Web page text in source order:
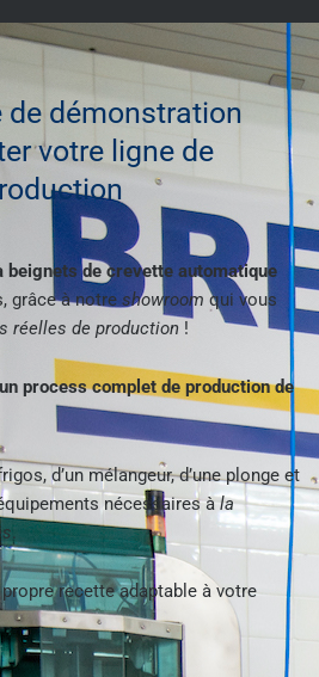
de démonstration
votre ligne de
beignets de crevette automatique
grâce à notre showroom qui vous
réelles de production !
un process complet de production de
d’un mélangeur, d’une plonge et
nécessaires àla
.
recette adaptable à votre